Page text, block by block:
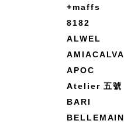
+maffs
8182
ALWEL
AMIACALVA
APOC
Atelier 五號
BARI
BELLEMAIN